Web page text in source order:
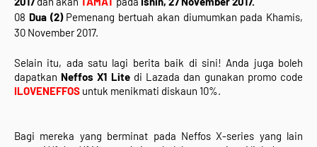
08 Dua (2) Pemenang bertuah akan diumumkan pada Khamis,
30 November 2017.
Selain itu, ada satu lagi berita baik di sini! Anda juga boleh
dapatkan Neffos X1 Lite di Lazada
ILOVENEFFOS untuk menikmati diskaun 10%.
Bagi mereka yang berminat pada Neffos X-series yang lain